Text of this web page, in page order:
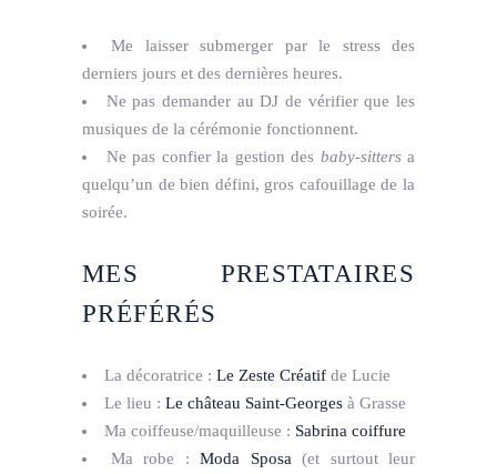
Me laisser submerger par le stress des
derniers jours et des dernières heures.
Ne pas demander au DJ de vérifier que les
musiques de la cérémonie fonctionnent.
Ne pas confier la gestion des baby-sittersa
quelqu’un de bien défini, gros cafouillage de la
soirée.
MES PRESTATAIRES
PRÉFÉRÉS
La décoratrice : Le Zeste Créatif de Lucie
Le lieu : Le château Saint-Georges à Grasse
Ma coiffeuse/maquilleuse : Sabrina coiffure
Ma robe : Moda Sposa(et surtout leur